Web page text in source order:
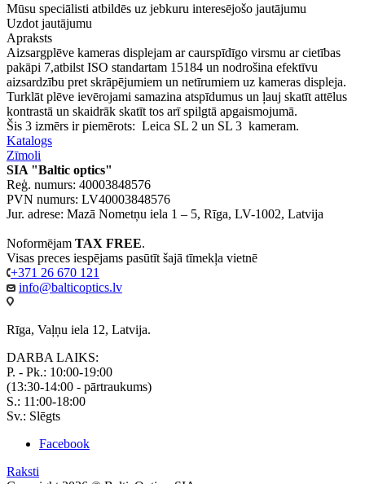
Mūsu speciālisti atbildēs uz jebkuru interesējošo jautājumu
Uzdot jautājumu
Apraksts
Aizsargplēve kameras displejam ar caurspīdīgo virsmu ar cietības
pakāpi 7,atbilst ISO standartam 15184 un nodrošina efektīvu
aizsardzību pret skrāpējumiem un netīrumiem uz kameras displeja.
Turklāt plēve ievērojami samazina atspīdumus un ļauj skatīt attēlus
kontrastā un skaidrāk skatīt tos arī spilgtā apgaismojumā.
Šis 3 izmērs ir piemērots: Leica SL 2 un SL 3 kameram.
Katalogs
Zīmoli
SIA "Baltic optics"
Reģ. numurs: 40003848576
PVN numurs: LV40003848576
Jur. adrese: Mazā Nometņu iela 1 – 5, Rīga, LV-1002, Latvija
Noformējam TAX FREE.
Visas preces iespējams pasūtīt šajā tīmekļa vietnē
+371 26 670 121
info@balticoptics.lv
Rīga, Vaļņu iela 12, Latvija.
DARBA LAIKS:
P. - Pk.: 10:00-19:00
(13:30-14:00 - pārtraukums)
S.: 11:00-18:00
Sv.: Slēgts
Facebook
Raksti